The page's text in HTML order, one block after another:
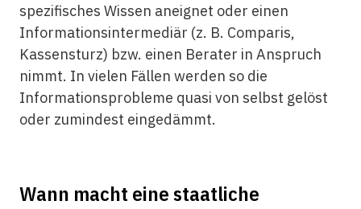
spezifisches Wissen aneignet oder einen
Informationsintermediär (z. B. Comparis,
Kassensturz) bzw. einen Berater in Anspruch
nimmt. In vielen Fällen werden so die
Informationsprobleme quasi von selbst gelöst
oder zumindest eingedämmt.
Wann macht eine staatliche